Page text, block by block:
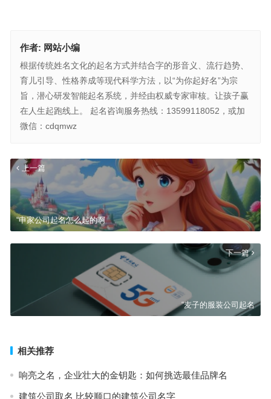
作者: 网站小编
根据传统姓名文化的起名方式并结合字的形音义、流行趋势、
育儿引导、性格养成等现代科学方法，以“为你起好名”为宗
旨，潜心研发智能起名系统，并经由权威专家审核。让孩子赢
在人生起跑线上。 起名咨询服务热线：13599118052，或加
微信：cdqmwz
上一篇
“申家公司起名怎么起的啊
下一篇
“麦子的服装公司起名
相关推荐
响亮之名，企业壮大的金钥匙：如何挑选最佳品牌名
建筑公司取名 比较顺口的建筑公司名字